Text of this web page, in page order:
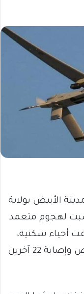
الأبيض بولاية
لهجوم متعمد
أحياء سكنية،
ما أسفر عن مقتل سبعة أشخاص وإصابة 22 آخرين